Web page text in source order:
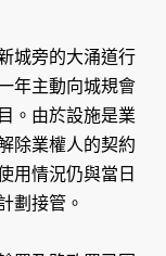
城旁的大涌道行
年主動向城規會
。由於設施是業
除業權人的契約
用情況仍與當日
劃接管。